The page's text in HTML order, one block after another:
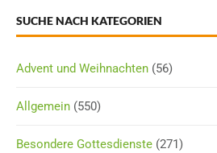
SUCHE NACH KATEGORIEN
Advent und Weihnachten (56)
Allgemein (550)
Besondere Gottesdienste (271)